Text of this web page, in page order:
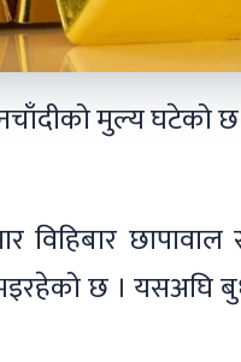
मुल्य घटेको छ
विहिबार
छ । यसअघि